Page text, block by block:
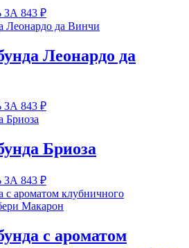
843 ₽
Леонардо да
843 ₽
Бриоза
843 ₽
с ароматом